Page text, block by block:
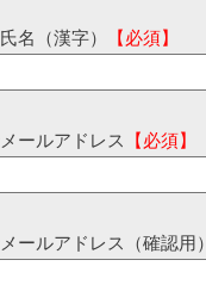
名（漢字） 【必須】
ールアドレス 【必須】
ールアドレス（確認用）